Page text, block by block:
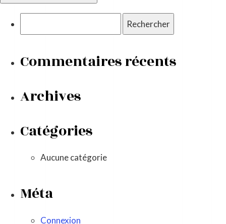
Commentaires récents
Archives
Catégories
Aucune catégorie
Méta
Connexion